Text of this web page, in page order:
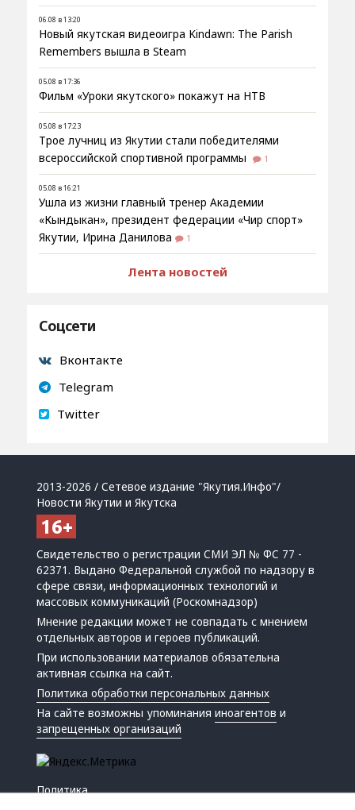
06.08 в 13:20
Новый якутская видеоигра Kindawn: The Parish
Remembers вышла в Steam
05.08 в 17:36
Фильм «Уроки якутского» покажут на НТВ
05.08 в 17:23
Трое лучниц из Якутии стали победителями
всероссийской спортивной программы
1
05.08 в 16:21
Ушла из жизни главный тренер Академии
«Кындыкан», президент федерации «Чир спорт»
Якутии, Ирина Данилова
1
Лента новостей
Соцсети
Вконтакте
Telegram
Twitter
2013-2026 / Сетевое издание "Якутия.Инфо"/
Новости Якутии и Якутска
Свидетельство о регистрации СМИ ЭЛ № ФС 77 -
62371. Выдано Федеральной службой по надзору в
сфере связи, информационных технологий и
массовых коммуникаций (Роскомнадзор)
Мнение редакции может не совпадать с мнением
отдельных авторов и героев публикаций.
При использовании материалов обязательна
активная ссылка на сайт.
Политика обработки персональных данных
На сайте возможны упоминанияиноагентов и
запрещенных организаций
Политика